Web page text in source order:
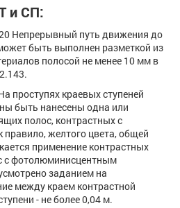
и СП:
Непрерывный путь движения до
быть выполнен разметкой из
полосой не менее 10 мм в
проступях краевых ступеней
быть нанесены одна или
полос, контрастных с
правило, желтого цвета, общей
применение контрастных
с фотолюминисцентным
заданием на
между краем контрастной
- не более 0,04 м.